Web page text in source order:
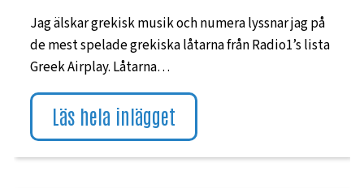
Jag älskar grekisk musik och numera lyssnar jag på
de mest spelade grekiska låtarna från Radio1’s lista
Greek Airplay. Låtarna…
Läs hela inlägget